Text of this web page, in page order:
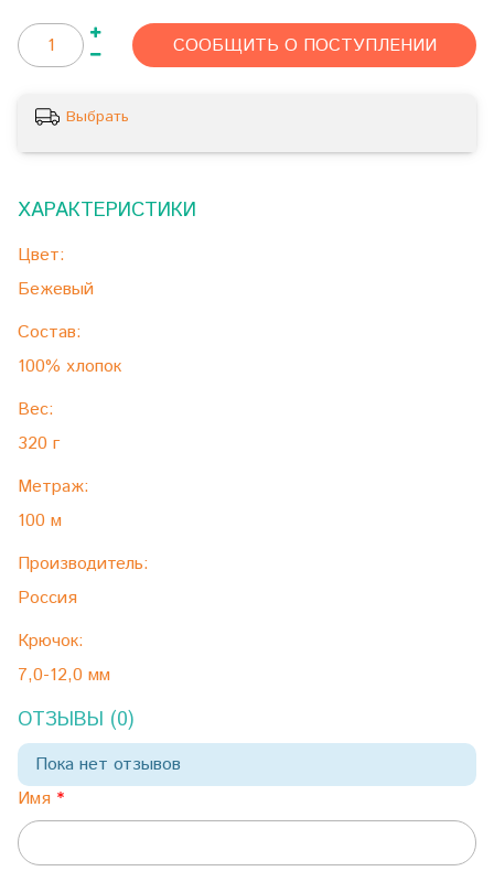
СООБЩИТЬ О ПОСТУПЛЕНИИ
Выбрать
ХАРАКТЕРИСТИКИ
Цвет:
Бежевый
Состав:
100% хлопок
Вес:
320 г
Метраж:
100 м
Производитель:
Россия
Крючок:
7,0-12,0 мм
ОТЗЫВЫ (0)
Пока нет отзывов
Имя